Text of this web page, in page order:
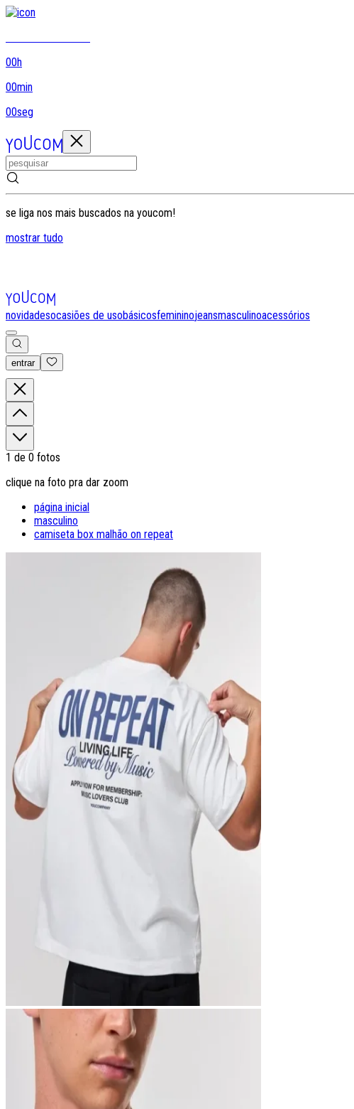
00h
00min
00seg
se liga nos mais buscados na youcom!
mostrar tudo
novidadesocasiões de usobásicosfemininojeansmasculinoacessórios
entrar
1 de 0 fotos
clique na foto pra dar zoom
página inicial
masculino
camiseta box malhão on repeat